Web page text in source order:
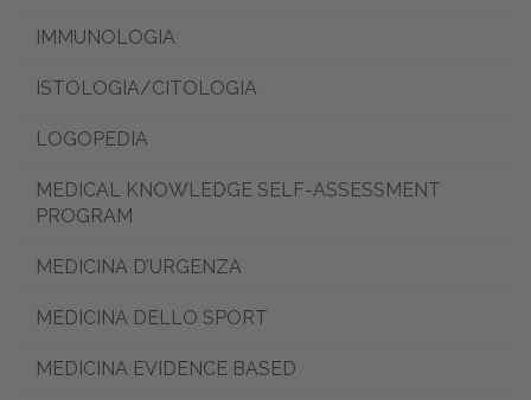
IMMUNOLOGIA
ISTOLOGIA/CITOLOGIA
LOGOPEDIA
MEDICAL KNOWLEDGE SELF-ASSESSMENT
PROGRAM
MEDICINA D’URGENZA
MEDICINA DELLO SPORT
MEDICINA EVIDENCE BASED